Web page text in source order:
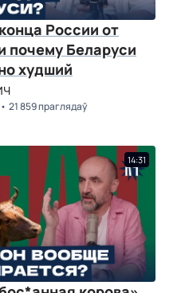
России от
почему Беларуси
худший
21 859 праглядаў
14:31